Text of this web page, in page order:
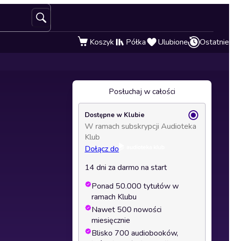
Koszyk Półka Ulubione Ostatnie
Posłuchaj w całości
Dostępne w Klubie
W ramach subskrypcji Audioteka
Klub
Dołącz do
14 dni za darmo na start
Ponad 50.000 tytułów w
ramach Klubu
Nawet 500 nowości
miesięcznie
Blisko 700 audiobooków,